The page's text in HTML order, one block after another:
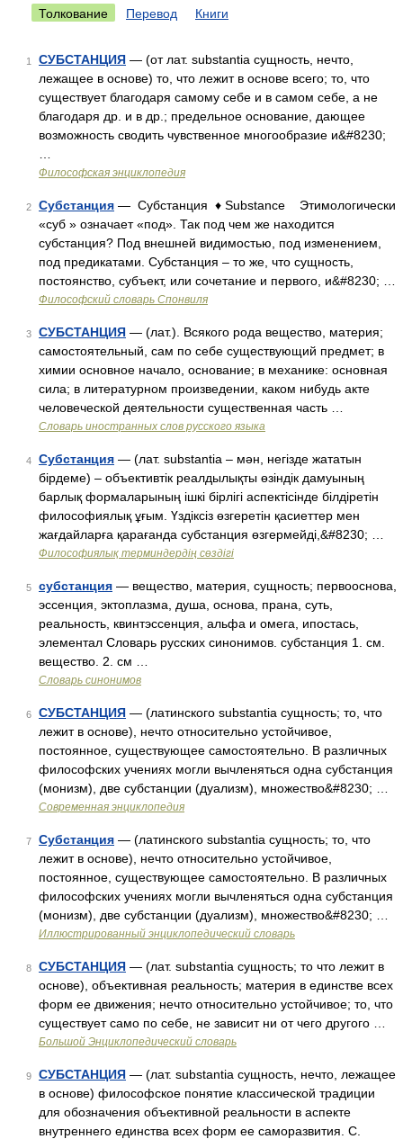
Толкование Перевод Книги
1 СУБСТАНЦИЯ — (от лат. substantia сущность, нечто,
лежащее в основе) то, что лежит в основе всего; то, что
существует благодаря самому себе и в самом себе, а не
благодаря др. и в др.; предельное основание, дающее
возможность сводить чувственное многообразие и&#8230;
Философская энциклопедия
2 Субстанция — Субстанция ♦ Substance Этимологически
«суб » означает «под». Так под чем же находится
субстанция? Под внешней видимостью, под изменением,
под предикатами. Субстанция – то же, что сущность,
постоянство, субъект, или сочетание и первого, и&#8230; …
Философский словарь Спонвиля
3 СУБСТАНЦИЯ — (лат.). Всякого рода вещество, материя;
самостоятельный, сам по себе существующий предмет; в
химии основное начало, основание; в механике: основная
сила; в литературном произведении, каком нибудь акте
человеческой деятельности существенная часть …
Словарь иностранных слов русского языка
4 Субстанция — (лат. substantіа – мән, негізде жататын
бірдеме) – объективтік реалдылықты өзіндік дамуының
барлық формаларының ішкі бірлігі аспектісінде білдіретін
философиялық ұғым. Үздіксіз өзгеретін қасиеттер мен
жағдайларға қарағанда субстанция өзгермейді,&#8230; …
Философиялық терминдердің сөздігі
5 субстанция — вещество, материя, сущность; первооснова,
эссенция, эктоплазма, душа, основа, прана, суть,
реальность, квинтэссенция, альфа и омега, ипостась,
элементал Словарь русских синонимов. субстанция 1. см.
вещество. 2. см …
Словарь синонимов
6 СУБСТАНЦИЯ — (латинского substantia сущность; то, что
лежит в основе), нечто относительно устойчивое,
постоянное, существующее самостоятельно. В различных
философских учениях могли вычленяться одна субстанция
(монизм), две субстанции (дуализм), множество&#8230; …
Современная энциклопедия
7 Субстанция — (латинского substantia сущность; то, что
лежит в основе), нечто относительно устойчивое,
постоянное, существующее самостоятельно. В различных
философских учениях могли вычленяться одна субстанция
(монизм), две субстанции (дуализм), множество&#8230; …
Иллюстрированный энциклопедический словарь
8 СУБСТАНЦИЯ — (лат. substantia сущность; то что лежит в
основе), объективная реальность; материя в единстве всех
форм ее движения; нечто относительно устойчивое; то, что
существует само по себе, не зависит ни от чего другого …
Большой Энциклопедический словарь
9 СУБСТАНЦИЯ — (лат. substantia сущность, нечто, лежащее
в основе) философское понятие классической традиции
для обозначения объективной реальности в аспекте
внутреннего единства всех форм ее саморазвития. С.